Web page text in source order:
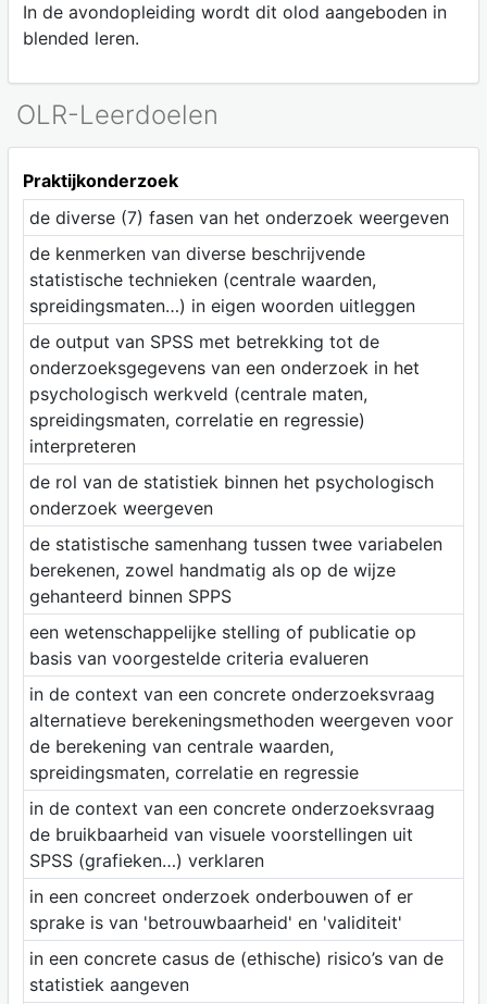
In de avondopleiding wordt dit olod aangeboden in
blended leren.
OLR-Leerdoelen
Praktijkonderzoek
de diverse (7) fasen van het onderzoek weergeven
de kenmerken van diverse beschrijvende
statistische technieken (centrale waarden,
spreidingsmaten…) in eigen woorden uitleggen
de output van SPSS met betrekking tot de
onderzoeksgegevens van een onderzoek in het
psychologisch werkveld (centrale maten,
spreidingsmaten, correlatie en regressie)
interpreteren
de rol van de statistiek binnen het psychologisch
onderzoek weergeven
de statistische samenhang tussen twee variabelen
berekenen, zowel handmatig als op de wijze
gehanteerd binnen SPPS
een wetenschappelijke stelling of publicatie op
basis van voorgestelde criteria evalueren
in de context van een concrete onderzoeksvraag
alternatieve berekeningsmethoden weergeven voor
de berekening van centrale waarden,
spreidingsmaten, correlatie en regressie
in de context van een concrete onderzoeksvraag
de bruikbaarheid van visuele voorstellingen uit
SPSS (grafieken…) verklaren
in een concreet onderzoek onderbouwen of er
sprake is van 'betrouwbaarheid' en 'validiteit'
in een concrete casus de (ethische) risico’s van de
statistiek aangeven